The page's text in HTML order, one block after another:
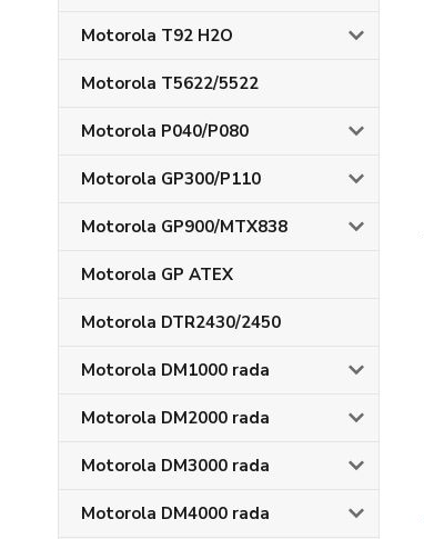
Motorola T92 H2O
Motorola T5622/5522
Motorola P040/P080
Motorola GP300/P110
Motorola GP900/MTX838
Motorola GP ATEX
Motorola DTR2430/2450
Motorola DM1000 rada
Motorola DM2000 rada
Motorola DM3000 rada
Motorola DM4000 rada